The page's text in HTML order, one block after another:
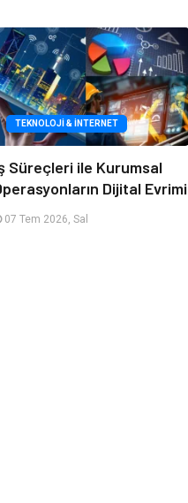
TEKNOLOJI & İNTERNET
Süreçleri ile Kurumsal
Dijital Evrimi
07 Tem 2026, Sal